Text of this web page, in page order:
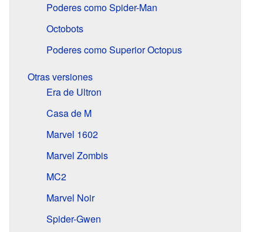
Poderes como Spider-Man
Octobots
Poderes como Superior Octopus
Otras versiones
Era de Ultron
Casa de M
Marvel 1602
Marvel Zombis
MC2
Marvel Noir
Spider-Gwen